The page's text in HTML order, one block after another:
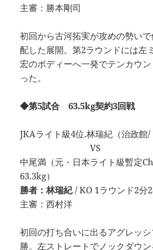
主審：勝本剛司
初回から古河拓実が攻めの勢い
配した展開。第2ラウンドには左
宏のボディーへ一発でテンカウ
った。
◆第5試合 63.5kg契約3回戦
JKAライト級4位.林瑞紀（治政館/
VS
中尾満（元・日本ライト級暫定
63.3kg）
勝者：林瑞紀/ KO 1ラウンド2分
主審：西村洋
初回の打ち合いに出るアグレッ
勝。左ストレートでノックダウ